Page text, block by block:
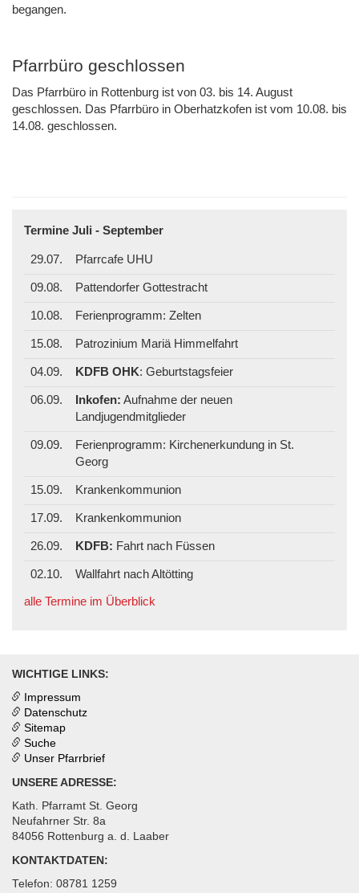
begangen.
Pfarrbüro geschlossen
Das Pfarrbüro in Rottenburg ist von 03. bis 14. August
geschlossen. Das Pfarrbüro in Oberhatzkofen ist vom 10.08. bis
14.08. geschlossen.
Termine Juli - September
29.07. Pfarrcafe UHU
09.08. Pattendorfer Gottestracht
10.08. Ferienprogramm: Zelten
15.08. Patrozinium Mariä Himmelfahrt
04.09. KDFB OHK: Geburtstagsfeier
06.09. Inkofen: Aufnahme der neuen
Landjugendmitglieder
09.09.
Ferienprogramm: Kirchenerkundung in St.
Georg
15.09. Krankenkommunion
17.09. Krankenkommunion
26.09. KDFB: Fahrt nach Füssen
02.10.
Wallfahrt nach Altötting
alle Termine im Überblick
WICHTIGE LINKS:
Impressum
Datenschutz
Sitemap
Suche
Unser Pfarrbrief
UNSERE ADRESSE:
Kath. Pfarramt St. Georg
Neufahrner Str. 8a
84056 Rottenburg a. d. Laaber
KONTAKTDATEN:
Telefon: 08781 1259